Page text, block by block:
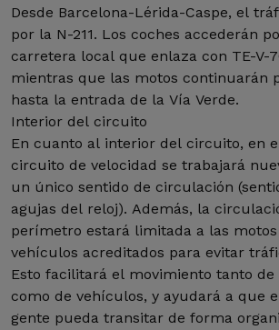
Desde Barcelona-Lérida-Caspe, el
por la N-211. Los coches accederán
carretera local que enlaza con TE-V-
mientras que las motos continuarán
hasta la entrada de la Vía Verde.
Interior del circuito
En cuanto al interior del circuito, en
circuito de velocidad se trabajará
un único sentido de circulación
agujas del reloj). Además, la
perímetro estará limitada a las motos
vehículos acreditados para evitar
Esto facilitará el movimiento tanto de
como de vehículos, y ayudará a que
gente pueda transitar de forma